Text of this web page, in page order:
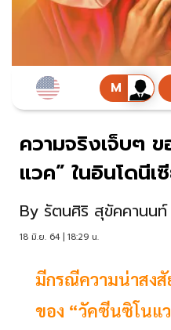
ความจริงเจ็บๆ
แวค” ในอินโดนีเ
By รัตนศิริ สุขัคคานนท์
18 มิ.ย. 64 | 18:29 น.
มีกรณีความน่าสงสั
ของ “วัคซีนซิโนแ